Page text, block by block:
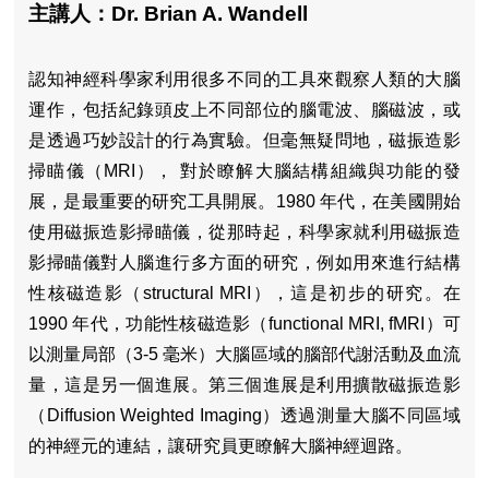
主講人：Dr. Brian A. Wandell
認知神經科學家利用很多不同的工具來觀察人類的大腦
運作，包括紀錄頭皮上不同部位的腦電波、腦磁波，或
是透過巧妙設計的行為實驗。但毫無疑問地，磁振造影
掃瞄儀（MRI）， 對於瞭解大腦結構組織與功能的發
展，是最重要的研究工具開展。1980 年代，在美國開始
使用磁振造影掃瞄儀，從那時起，科學家就利用磁振造
影掃瞄儀對人腦進行多方面的研究，例如用來進行結構
性核磁造影（structural MRI），這是初步的研究。在
1990 年代，功能性核磁造影（functional MRI, fMRI）可
以測量局部（3-5 毫米）大腦區域的腦部代謝活動及血流
量，這是另一個進展。第三個進展是利用擴散磁振造影
（Diffusion Weighted Imaging）透過測量大腦不同區域
的神經元的連結，讓研究員更瞭解大腦神經迴路。